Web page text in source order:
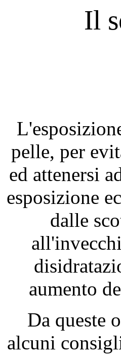
Il
pelle, per
ed attenersi
esposizione
dalle
aumento
Da queste
alcuni